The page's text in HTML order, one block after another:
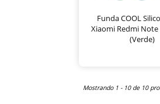
Funda COOL
Xiaomi Redmi Note
(Verde)
Mostrando 1 - 10 de 10